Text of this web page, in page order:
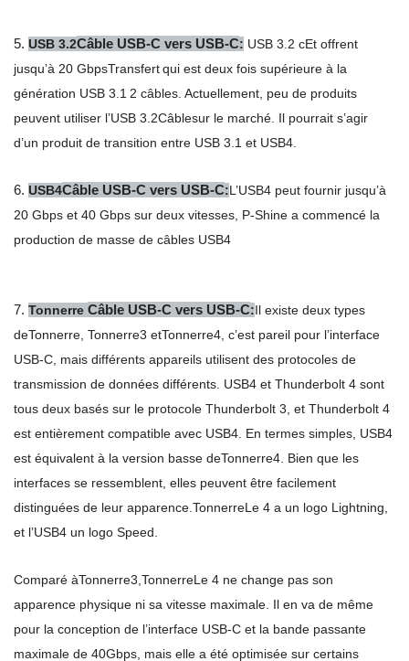
5. USB 3.2Câble USB-C vers USB-C: USB 3.2 cEt offrent
jusqu’à 20 GbpsTransfertqui est deux fois supérieure à la
génération USB 3.1 2 câbles. Actuellement, peu de produits
peuvent utiliser l’USB 3.2Câblesur le marché. Il pourrait s’agir
d’un produit de transition entre USB 3.1 et USB4.
6. USB4Câble USB-C vers USB-C:L’USB4 peut fournir jusqu’à
20 Gbps et 40 Gbps sur deux vitesses, P-Shine a commencé la
production de masse de câbles USB4
7. Tonnerre Câble USB-C vers USB-C:Il existe deux types
deTonnerre Tonnerre3 etTonnerre4, c’est pareil pour l’interface
USB-C, mais différents appareils utilisent des protocoles de
transmission de données différents. USB4 et Thunderbolt 4 sont
tous deux basés sur le protocole Thunderbolt 3, et Thunderbolt 4
est entièrement compatible avec USB4. En termes simples, USB4
est équivalent à la version basse deTonnerre4. Bien que les
interfaces se ressemblent, elles peuvent être facilement
distinguées de leur apparence. TonnerreLe 4 a un logo Lightning,
et l’USB4 un logo Speed.
Comparé àTonnerre3, TonnerreLe 4 ne change pas son
apparence physique ni sa vitesse maximale. Il en va de même
pour la conception de l’interface USB-C et la bande passante
maximale de 40Gbps, mais elle a été optimisée sur certains